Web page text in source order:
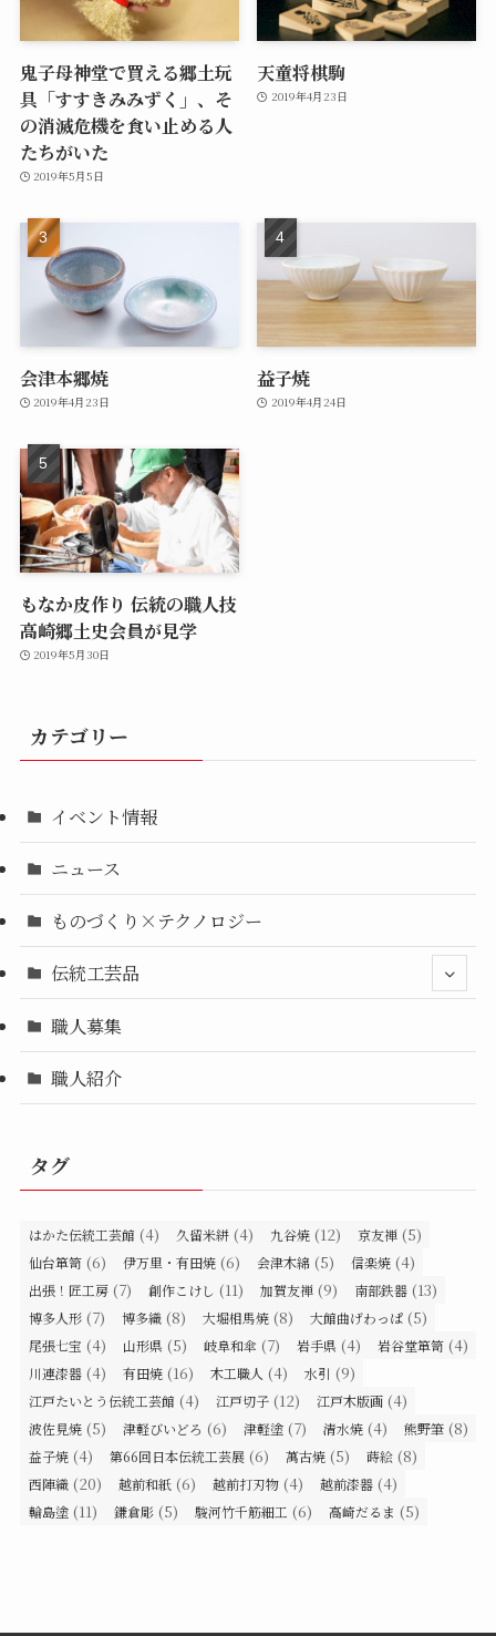
鬼子母神堂で買える郷土玩
具「すすきみみずく」、そ
の消滅危機を食い止める人
たちがいた
2019年5月5日
天童将棋駒
2019年4月23日
会津本郷焼
2019年4月23日
益子焼
2019年4月24日
もなか皮作り 伝統の職人技
高崎郷土史会員が見学
2019年5月30日
カテゴリー
イベント情報
ニュース
ものづくり×テクノロジー
伝統工芸品
職人募集
職人紹介
タグ
はかた伝統工芸館 (4) 久留米絣 (4) 九谷焼 (12) 京友禅 (5)
仙台箪笥 (6) 伊万里・有田焼 (6) 会津木綿 (5) 信楽焼 (4)
出張！匠工房 (7) 創作こけし (11) 加賀友禅 (9) 南部鉄器 (13)
博多人形 (7) 博多織 (8) 大堀相馬焼 (8) 大館曲げわっぱ (5)
尾張七宝 (4) 山形県 (5) 岐阜和傘 (7) 岩手県 (4) 岩谷堂箪笥 (4)
川連漆器 (4) 有田焼 (16) 木工職人 (4) 水引 (9)
江戸たいとう伝統工芸館 (4) 江戸切子 (12) 江戸木版画 (4)
波佐見焼 (5) 津軽びいどろ (6) 津軽塗 (7) 清水焼 (4) 熊野筆 (8)
益子焼 (4) 第66回日本伝統工芸展 (6) 萬古焼 (5) 蒔絵 (8)
西陣織 (20) 越前和紙 (6) 越前打刃物 (4) 越前漆器 (4)
輪島塗 (11) 鎌倉彫 (5) 駿河竹千筋細工 (6) 高崎だるま (5)